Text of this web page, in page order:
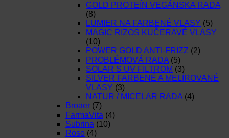
GOLD PROTEÍN VEGÁNSKA RADA
(8)
LUMIER NA FARBENÉ VLASY (5)
MAGIC RIZOS KUČERAVÉ VLASY
(10)
POWER GOLD ANTI-FRIZZ (2)
PROBLÉMOVÁ RADA (5)
SOLAR S UV FILTROM (3)
SILVER FARBENÉ A MELÍROVANÉ
VLASY (3)
NATUR / MICELAR RADA (4)
Broaer (7)
FarmaVita (4)
Subrina (10)
Roso (4)